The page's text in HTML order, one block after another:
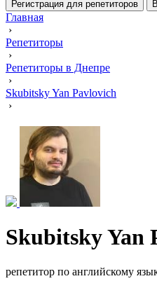
Регистрация для репетиторов
Главная
›
Репетиторы
›
Репетиторы в Днепре
›
Skubitsky Yan Pavlovich
›
Skubitsky Yan
репетитор по английскому